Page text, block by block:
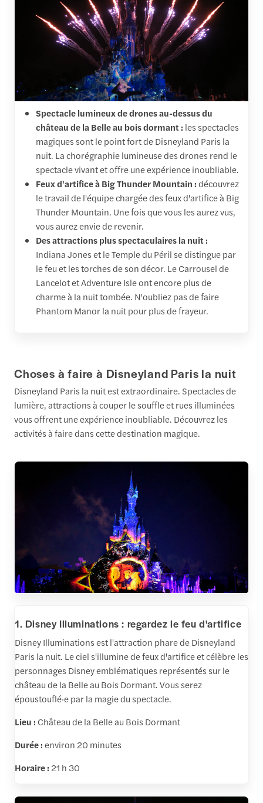
Spectacle lumineux de drones au-dessus du
château de la Belle au bois dormant : les spectacles
magiques sont le point fort de Disneyland Paris la
nuit. La chorégraphie lumineuse des drones rend le
spectacle vivant et offre une expérience inoubliable.
Feux d'artifice à Big Thunder Mountain :découvrez
le travail de l'équipe chargée des feux d'artifice à Big
Thunder Mountain. Une fois que vous les aurez vus,
vous aurez envie de revenir.
Des attractions plus spectaculaires la nuit :
Indiana Jones et le Temple du Péril se distingue par
le feu et les torches de son décor. Le Carrousel de
Lancelot et Adventure Isle ont encore plus de
charme à la nuit tombée. N'oubliez pas de faire
Phantom Manor la nuit pour plus de frayeur.
Choses à faire à Disneyland Paris la nuit
Disneyland Paris la nuit est extraordinaire. Spectacles de
lumière, attractions à couper le souffle et rues illuminées
vous offrent une expérience inoubliable. Découvrez les
activités à faire dans cette destination magique.
1. Disney Illuminations : regardez le feu d'artifice
Disney Illuminations est l'attraction phare de Disneyland
Paris la nuit. Le ciel s'illumine de feux d'artifice et célèbre les
personnages Disney emblématiques représentés sur le
château de la Belle au Bois Dormant. Vous serez
époustouflé·e par la magie du spectacle.
Lieu : Château de la Belle au Bois Dormant
Durée :environ 20 minutes
Horaire : 21 h 30